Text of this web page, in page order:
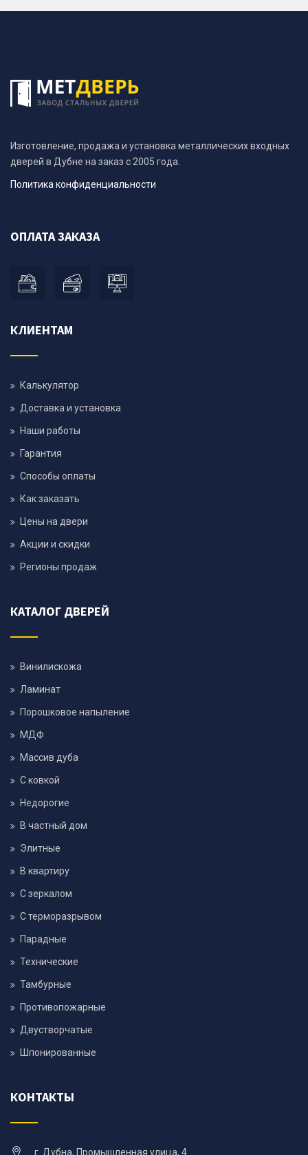
Изготовление, продажа и установка металлических входных
дверей в Дубне на заказ с 2005 года.
Политика конфиденциальности
ОПЛАТА ЗАКАЗА
КЛИЕНТАМ
Калькулятор
Доставка и установка
Наши работы
Гарантия
Способы оплаты
Как заказать
Цены на двери
Акции и скидки
Регионы продаж
КАТАЛОГ ДВЕРЕЙ
Винилискожа
Ламинат
Порошковое напыление
МДФ
Массив дуба
С ковкой
Недорогие
В частный дом
Элитные
В квартиру
С зеркалом
С терморазрывом
Парадные
Технические
Тамбурные
Противопожарные
Двустворчатые
Шпонированные
КОНТАКТЫ
г. Дубна, Промышленная улица, 4